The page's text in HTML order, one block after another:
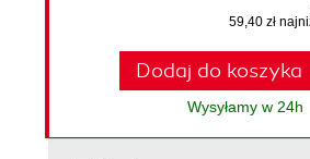
59,40 zł
Dodaj do koszyka
Wysyłamy w 24h